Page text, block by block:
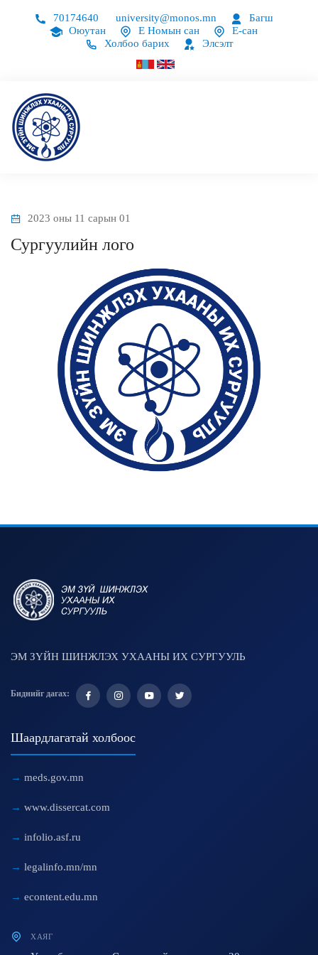
70174640 university@monos.mn
Багш
Оюутан
Е Номын сан
Е-сан
Холбоо барих
Элсэлт
2023 оны 11 сарын 01
Сургуулийн лого
ЭМ ЗҮЙН ШИНЖЛЭХ УХААНЫ ИХ СУРГУУЛЬ
Биднийг дагах:
Шаардлагатай холбоос
meds.gov.mn
www.dissercat.com
infolio.asf.ru
legalinfo.mn/mn
econtent.edu.mn
ХАЯГ